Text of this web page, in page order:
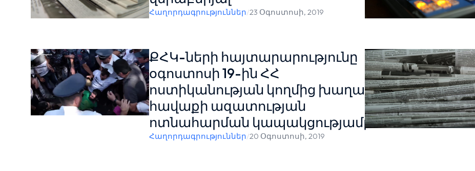
Հաղորդագրություններ/23 Օգոստոսի, 2019
ՔՀԿ-ների հայտարարությունը
օգոստոսի 19-ին ՀՀ
ոստիկանության կողմից խաղաղ
հավաքի ազատության
ոտնահարման կապակցությամբ
Հաղորդագրություններ/20 Օգոստոսի, 2019